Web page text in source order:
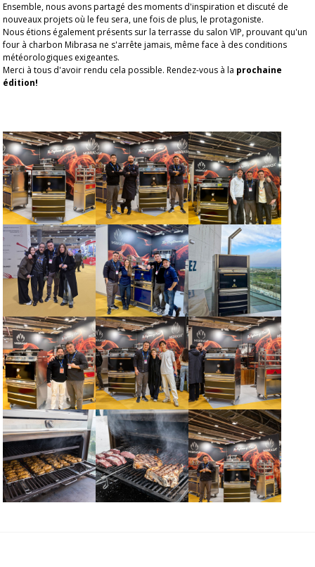
Ensemble, nous avons partagé des moments d'inspiration et discuté de
nouveaux projets où le feu sera, une fois de plus, le protagoniste.
Nous étions également présents sur la terrasse du salon VIP, prouvant qu'un
four à charbon Mibrasa ne s'arrête jamais, même face à des conditions
météorologiques exigeantes.
Merci à tous d'avoir rendu cela possible. Rendez-vous à la prochaine
édition!